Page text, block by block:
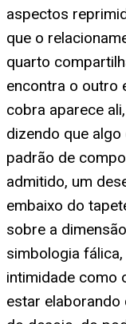
aspectos
que o
quarto
encontra o outro
cobra aparece
dizendo que
padrão de
admitido, um
embaixo do
sobre a
simbologia
intimidade como
estar elaborando